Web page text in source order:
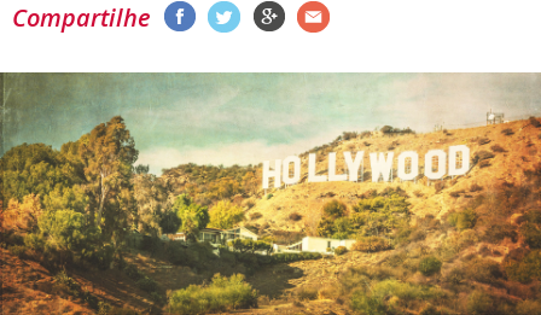
Compartilhe